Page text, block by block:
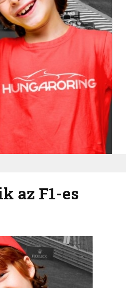
az F1-es